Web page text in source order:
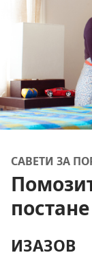
САВЕТИ ЗА
ИЗАЗОВ